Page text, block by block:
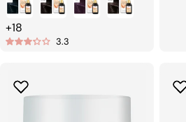
habituel
+18
3.3